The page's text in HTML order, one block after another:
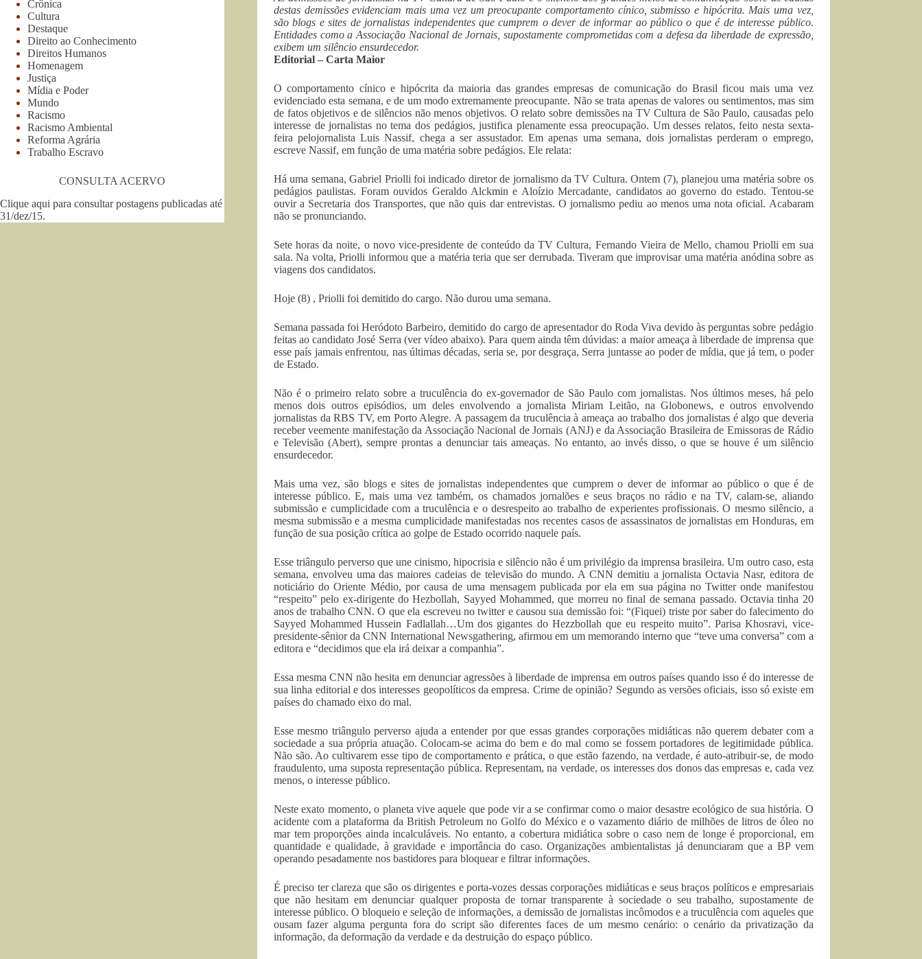
destas demissões evidenciam mais uma vez um preocupante comportamento cínico, submisso e hipócrita. Mais uma vez,
são blogs e sites de jornalistas independentes que cumprem o dever de informar ao público o que é de interesse público.
Entidades como a Associação Nacional de Jornais, supostamente comprometidas com a defesa da liberdade de expressão,
exibem um silêncio ensurdecedor.
Editorial – Carta Maior
O comportamento cínico e hipócrita da maioria das grandes empresas de comunicação do Brasil ficou mais uma vez
evidenciado esta semana, e de um modo extremamente preocupante. Não se trata apenas de valores ou sentimentos, mas sim
de fatos objetivos e de silêncios não menos objetivos. O relato sobre demissões na TV Cultura de São Paulo, causadas pelo
interesse de jornalistas no tema dos pedágios, justifica plenamente essa preocupação. Um desses relatos, feito nesta sexta-
feira pelojornalista Luis Nassif, chega a ser assustador. Em apenas uma semana, dois jornalistas perderam o emprego,
escreve Nassif, em função de uma matéria sobre pedágios. Ele relata:
Há uma semana, Gabriel Priolli foi indicado diretor de jornalismo da TV Cultura. Ontem (7), planejou uma matéria sobre os
pedágios paulistas. Foram ouvidos Geraldo Alckmin e Aloízio Mercadante, candidatos ao governo do estado. Tentou-se
ouvir a Secretaria dos Transportes, que não quis dar entrevistas. O jornalismo pediu ao menos uma nota oficial. Acabaram
não se pronunciando.
Sete horas da noite, o novo vice-presidente de conteúdo da TV Cultura, Fernando Vieira de Mello, chamou Priolli em sua
sala. Na volta, Priolli informou que a matéria teria que ser derrubada. Tiveram que improvisar uma matéria anódina sobre as
viagens dos candidatos.
Hoje (8) , Priolli foi demitido do cargo. Não durou uma semana.
Semana passada foi Heródoto Barbeiro, demitido do cargo de apresentador do Roda Viva devido às perguntas sobre pedágio
feitas ao candidato José Serra (ver vídeo abaixo). Para quem ainda têm dúvidas: a maior ameaça à liberdade de imprensa que
esse país jamais enfrentou, nas últimas décadas, seria se, por desgraça, Serra juntasse ao poder de mídia, que já tem, o poder
de Estado.
Não é o primeiro relato sobre a truculência do ex-governador de São Paulo com jornalistas. Nos últimos meses, há pelo
menos dois outros episódios, um deles envolvendo a jornalista Miriam Leitão, na Globonews, e outros envolvendo
jornalistas da RBS TV, em Porto Alegre. A passagem da truculência à ameaça ao trabalho dos jornalistas é algo que deveria
receber veemente manifestação da Associação Nacional de Jornais (ANJ) e da Associação Brasileira de Emissoras de Rádio
e Televisão (Abert), sempre prontas a denunciar tais ameaças. No entanto, ao invés disso, o que se houve é um silêncio
ensurdecedor.
Mais uma vez, são blogs e sites de jornalistas independentes que cumprem o dever de informar ao público o que é de
interesse público. E, mais uma vez também, os chamados jornalões e seus braços no rádio e na TV, calam-se, aliando
submissão e cumplicidade com a truculência e o desrespeito ao trabalho de experientes profissionais. O mesmo silêncio, a
mesma submissão e a mesma cumplicidade manifestadas nos recentes casos de assassinatos de jornalistas em Honduras, em
função de sua posição crítica ao golpe de Estado ocorrido naquele país.
Esse triângulo perverso que une cinismo, hipocrisia e silêncio não é um privilégio da imprensa brasileira. Um outro caso, esta
semana, envolveu uma das maiores cadeias de televisão do mundo. A CNN demitiu a jornalista Octavia Nasr, editora de
noticiário do Oriente Médio, por causa de uma mensagem publicada por ela em sua página no Twitter onde manifestou
“respeito” pelo ex-dirigente do Hezbollah, Sayyed Mohammed, que morreu no final de semana passado. Octavia tinha 20
anos de trabalho CNN. O que ela escreveu no twitter e causou sua demissão foi: “(Fiquei) triste por saber do falecimento do
Sayyed Mohammed Hussein Fadlallah…Um dos gigantes do Hezzbollah que eu respeito muito”. Parisa Khosravi, vice-
presidente-sênior da CNN International Newsgathering, afirmou em um memorando interno que “teve uma conversa” com a
editora e “decidimos que ela irá deixar a companhia”.
Essa mesma CNN não hesita em denunciar agressões à liberdade de imprensa em outros países quando isso é do interesse de
sua linha editorial e dos interesses geopolíticos da empresa. Crime de opinião? Segundo as versões oficiais, isso só existe em
países do chamado eixo do mal.
Esse mesmo triângulo perverso ajuda a entender por que essas grandes corporações midiáticas não querem debater com a
sociedade a sua própria atuação. Colocam-se acima do bem e do mal como se fossem portadores de legitimidade pública.
Não são. Ao cultivarem esse tipo de comportamento e prática, o que estão fazendo, na verdade, é auto-atribuir-se, de modo
fraudulento, uma suposta representação pública. Representam, na verdade, os interesses dos donos das empresas e, cada vez
menos, o interesse público.
Neste exato momento, o planeta vive aquele que pode vir a se confirmar como o maior desastre ecológico de sua história. O
acidente com a plataforma da British Petroleum no Golfo do México e o vazamento diário de milhões de litros de óleo no
mar tem proporções ainda incalculáveis. No entanto, a cobertura midiática sobre o caso nem de longe é proporcional, em
quantidade e qualidade, à gravidade e importância do caso. Organizações ambientalistas já denunciaram que a BP vem
operando pesadamente nos bastidores para bloquear e filtrar informações.
É preciso ter clareza que são os dirigentes e porta-vozes dessas corporações midiáticas e seus braços políticos e empresariais
que não hesitam em denunciar qualquer proposta de tornar transparente à sociedade o seu trabalho, supostamente de
interesse público. O bloqueio e seleção de informações, a demissão de jornalistas incômodos e a truculência com aqueles que
ousam fazer alguma pergunta fora do script são diferentes faces de um mesmo cenário: o cenário da privatização da
informação, da deformação da verdade e da destruição do espaço público.
Crônica
Cultura
Destaque
Direito ao Conhecimento
Direitos Humanos
Homenagem
Justiça
Mídia e Poder
Mundo
Racismo
Racismo Ambiental
Reforma Agrária
Trabalho Escravo
CONSULTA ACERVO
Clique aqui para consultar postagens publicadas até
31/dez/15.